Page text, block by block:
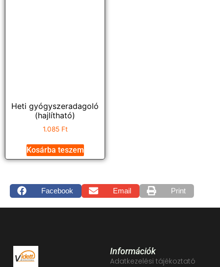
Heti gyógyszeradagoló
(hajlítható)
1.085 Ft
Kosárba teszem
Facebook Email Print
Információk
Adatkezelési tájékoztató